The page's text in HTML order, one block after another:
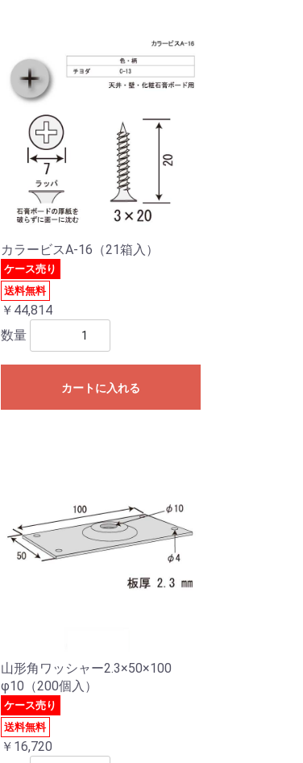
カラービスA-16（21箱入）
ケース売り
送料無料
￥44,814
数量
カートに入れる
山形角ワッシャー2.3×50×100
φ10（200個入）
ケース売り
送料無料
￥16,720